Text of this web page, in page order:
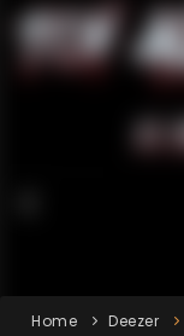
Home Deezer